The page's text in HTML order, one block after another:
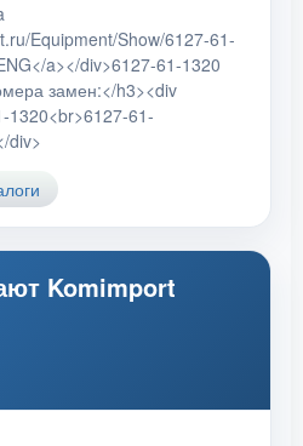
Equipment/Show/6127-61-
a></div>6127-61-1320
замен:</h3><div
1320<br>6127-61-
div>
Komimport